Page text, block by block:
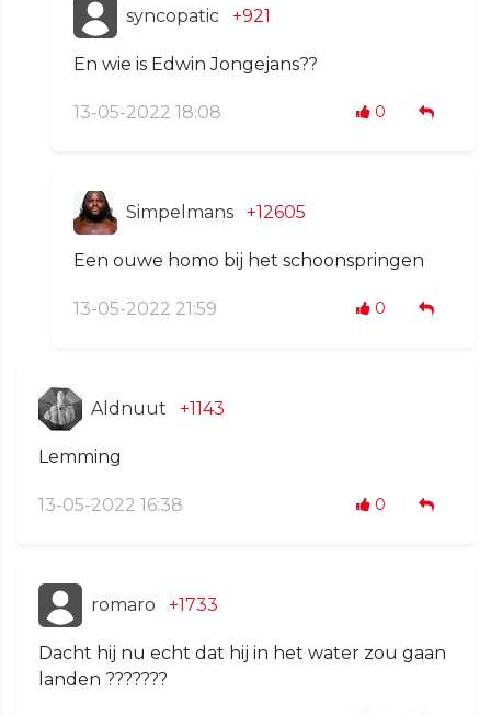
syncopatic +921
En wie is Edwin Jongejans??
13-05-2022 18:08 0
Simpelmans +12605
Een ouwe homo bij het schoonspringen
13-05-2022 21:59 0
Aldnuut +1143
Lemming
13-05-2022 16:38 0
romaro +1733
Dacht hij nu echt dat hij in het water zou gaan
landen ???????